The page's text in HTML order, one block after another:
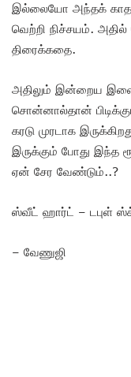
இல்லையோ அந்தக் காதல்
வெற்றி நிச்சயம். அதில்
திரைக்கதை.
அதிலும் இன்றைய
சொன்னால்தான்
கரடு முரடாக
இருக்கும் போது இந்த
ஏன் சேர வேண்டும்..?
ஸ்வீட் ஹார்ட் – டபுள்
– வேணுஜி